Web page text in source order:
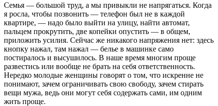
Семья — большой труд, а мы привыкли не напрягаться. Когда
я росла, чтобы позвонить — телефон был не в каждой
квартире, — надо было выйти на улицу, найти автомат,
пальцем прокрутить, две копейки опустить — в общем,
приложить усилия. Сейчас же никакого напряжения нет: здесь
кнопку нажал, там нажал — белье в машинке само
постиралось и высушилось. В наше время многим проще
развестись или вообще не брать на себя ответственность.
Нередко молодые женщины говорят о том, что искренне не
понимают, зачем ограничивать свою свободу, зачем стирать
вещи мужа, ведь они могут себя содержать сами, им одним
жить проще.